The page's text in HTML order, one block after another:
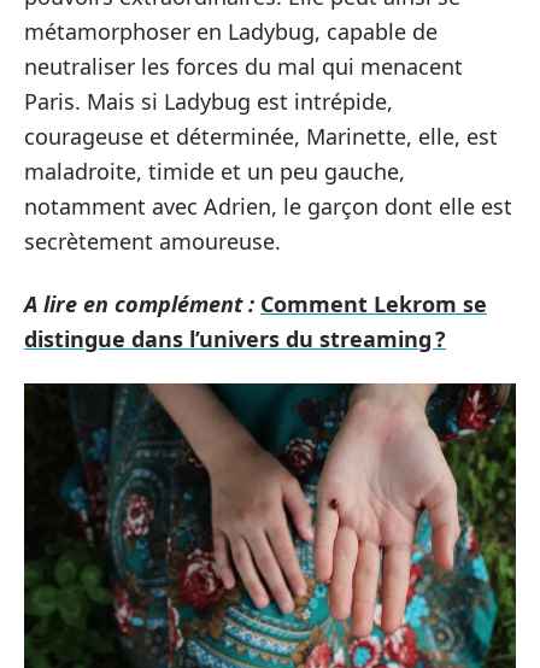
métamorphoser en Ladybug, capable de
neutraliser les forces du mal qui menacent
Paris. Mais si Ladybug est intrépide,
courageuse et déterminée, Marinette, elle, est
maladroite, timide et un peu gauche,
notamment avec Adrien, le garçon dont elle est
secrètement amoureuse.
A lire en complément : Comment Lekrom se
distingue dans l’univers du streaming ?